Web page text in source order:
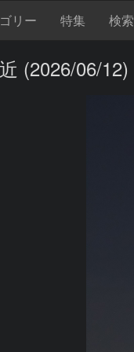
リー 特集 検索
(2026/06/12)